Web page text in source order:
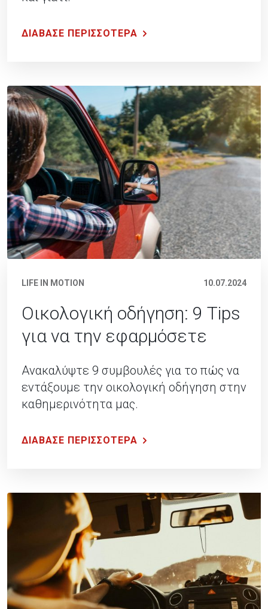
ΔΙΑΒΑΣΕ ΠΕΡΙΣΣΟΤΕΡΑ
LIFE IN MOTION 10.07.2024
Οικολογική οδήγηση: 9 Tips
για να την εφαρμόσετε
Ανακαλύψτε 9 συμβουλές για το πώς να
εντάξουμε την οικολογική οδήγηση στην
καθημερινότητα μας.
ΔΙΑΒΑΣΕ ΠΕΡΙΣΣΟΤΕΡΑ